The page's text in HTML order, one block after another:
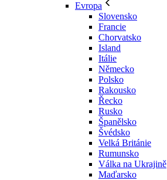
Evropa
Slovensko
Francie
Chorvatsko
Island
Itálie
Německo
Polsko
Rakousko
Řecko
Rusko
Španělsko
Švédsko
Velká Británie
Rumunsko
Válka na Ukrajině
Maďarsko